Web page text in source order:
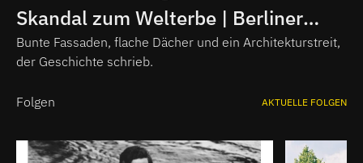
Skandal zum Welterbe | Berliner
Schnipsel
Bunte Fassaden, flache Dächer und ein Architekturstreit,
der Geschichte schrieb.
Folgen AKTUELLE FOLGEN